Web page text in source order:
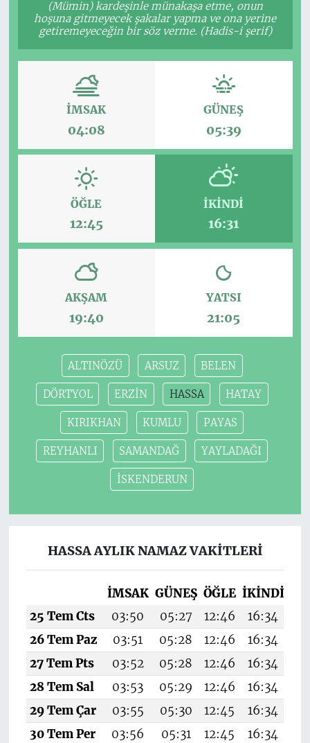
(Mümin) kardeşinle münakaşa etme, onun
hoşuna gitmeyecek şakalar yapma ve ona yerine
getiremeyeceğin bir söz verme. (Hadis-i şerif)
İMSAK
04:08
GÜNEŞ
05:39
ÖĞLE
12:45
İKINDI
16:31
AKŞAM
19:40
YATSI
21:05
ALTINÖZÜ ARSUZ BELEN
DÖRTYOL ERZİN HASSA HATAY
KIRIKHAN KUMLU PAYAS
REYHANLI SAMANDAĞ YAYLADAĞI
İSKENDERUN
HASSA AYLIK NAMAZ VAKITLERI
İMSAK GÜNEŞ ÖĞLE İKINDI
25 Tem Cts
03:50 05:27 12:46 16:34
26 Tem Paz
03:51 05:28 12:46 16:34
27 Tem Pts
03:52 05:28 12:46 16:34
28 Tem Sal
03:53 05:29 12:46 16:34
29 Tem Çar
03:55 05:30 12:45 16:34
30 Tem Per
03:56 05:31 12:45 16:34